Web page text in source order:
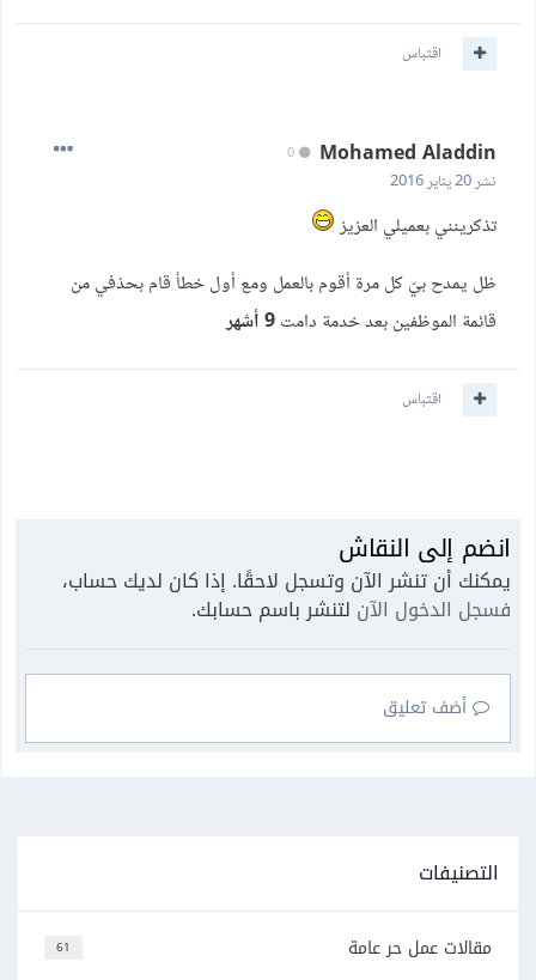
اقتباس
Mohamed Aladdin
نشر20 يناير 2016
تذكرينني بعميلي العزيز
ظل يمدح بيّ كل مرة أقوم بالعمل ومع أول خطأ قام بحذفي من
قائمة الموظفين بعد خدمة دامت9 أشهر
اقتباس
انضم إلى النقاش
يمكنك أن تنشر الآن وتسجل لاحقًا. إذا كان لديك حساب،
فسجل الدخول الآن لتنشر باسم حسابك.
أضف تعليق
التصنيفات
61
مقالات عمل حر عامة